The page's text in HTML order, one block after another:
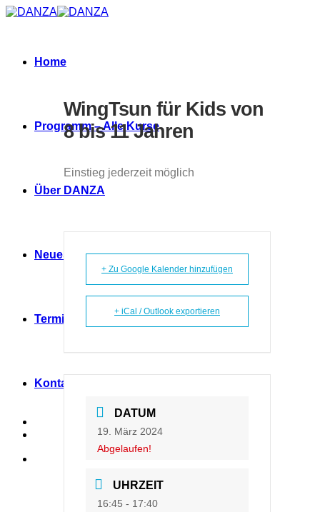
Zum
Home
Programm – Alle Kurse
Über DANZA
Neues
Termine
Kontakt
WingTsun für Kids von
8 bis 11 Jahren
Einstieg jederzeit möglich
+ Zu Google Kalender hinzufügen
+ iCal / Outlook exportieren
DATUM
19. März 2024
Abgelaufen!
UHRZEIT
16:45 - 17:40